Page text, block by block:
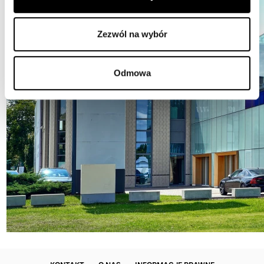
Zezwól na wybór
Odmowa